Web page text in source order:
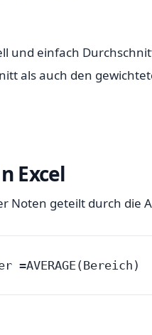
und einfach
als auch den
Excel
Noten geteilt durch die
=AVERAGE(Bereich)